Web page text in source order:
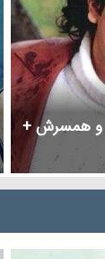
و همسرش +